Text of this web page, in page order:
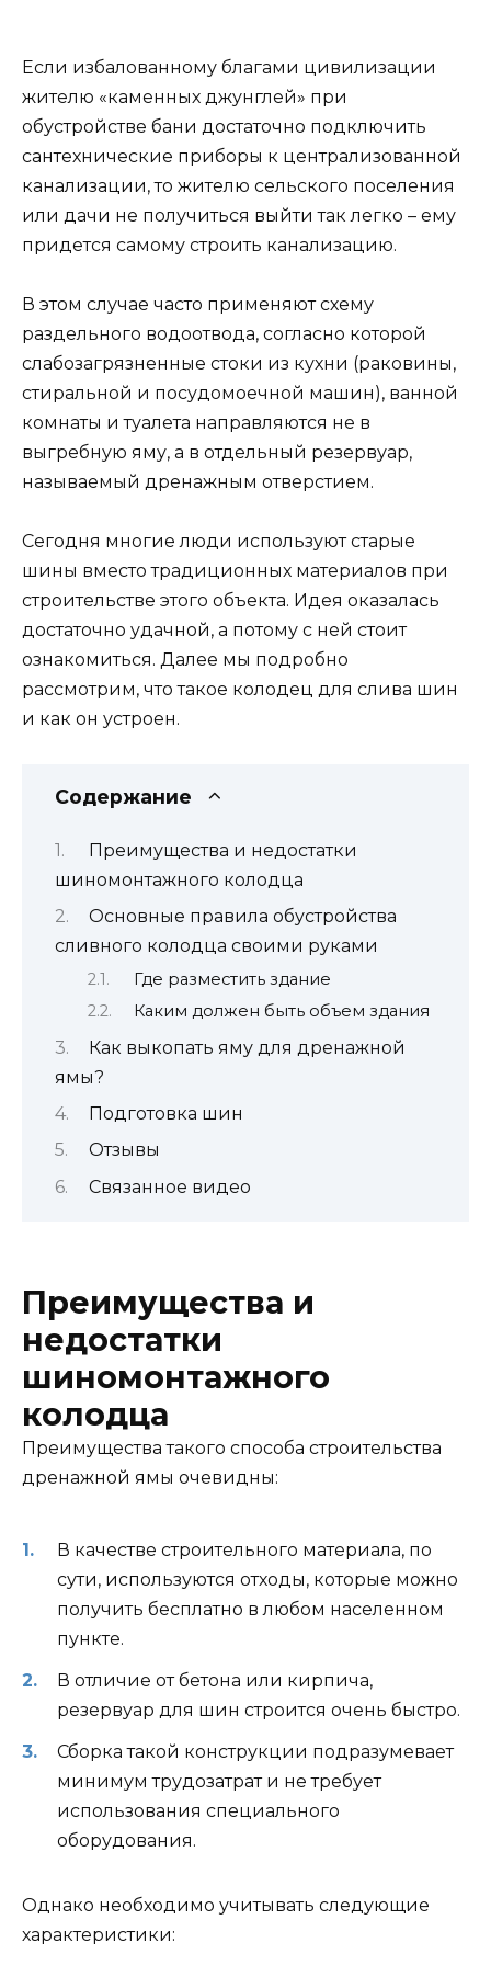
Если избалованному благами цивилизации
жителю «каменных джунглей» при
обустройстве бани достаточно подключить
сантехнические приборы к централизованной
канализации, то жителю сельского поселения
или дачи не получиться выйти так легко – ему
придется самому строить канализацию.
В этом случае часто применяют схему
раздельного водоотвода, согласно которой
слабозагрязненные стоки из кухни (раковины,
стиральной и посудомоечной машин), ванной
комнаты и туалета направляются не в
выгребную яму, а в отдельный резервуар,
называемый дренажным отверстием.
Сегодня многие люди используют старые
шины вместо традиционных материалов при
строительстве этого объекта. Идея оказалась
достаточно удачной, а потому с ней стоит
ознакомиться. Далее мы подробно
рассмотрим, что такое колодец для слива шин
и как он устроен.
Содержание
Преимущества и недостатки
шиномонтажного колодца
Основные правила обустройства
сливного колодца своими руками
Где разместить здание
Каким должен быть объем здания
Как выкопать яму для дренажной
ямы?
Подготовка шин
Отзывы
Связанное видео
Преимущества и
недостатки
шиномонтажного
колодца
Преимущества такого способа строительства
дренажной ямы очевидны:
В качестве строительного материала, по
сути, используются отходы, которые можно
получить бесплатно в любом населенном
пункте.
В отличие от бетона или кирпича,
резервуар для шин строится очень быстро.
Сборка такой конструкции подразумевает
минимум трудозатрат и не требует
использования специального
оборудования.
Однако необходимо учитывать следующие
характеристики: